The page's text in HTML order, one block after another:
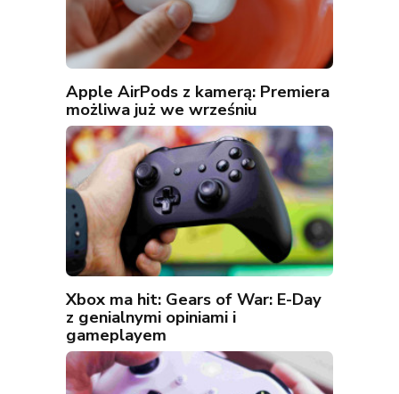
Apple AirPods z kamerą: Premiera
możliwa już we wrześniu
Xbox ma hit: Gears of War: E-Day
z genialnymi opiniami i
gameplayem